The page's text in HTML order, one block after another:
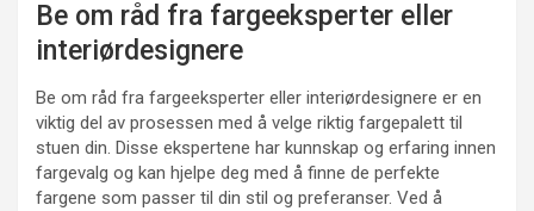
Be om råd fra fargeeksperter eller
interiørdesignere
Be om råd fra fargeeksperter eller interiørdesignere er en
viktig del av prosessen med å velge riktig fargepalett til
stuen din. Disse ekspertene har kunnskap og erfaring innen
fargevalg og kan hjelpe deg med å finne de perfekte
fargene som passer til din stil og preferanser. Ved å